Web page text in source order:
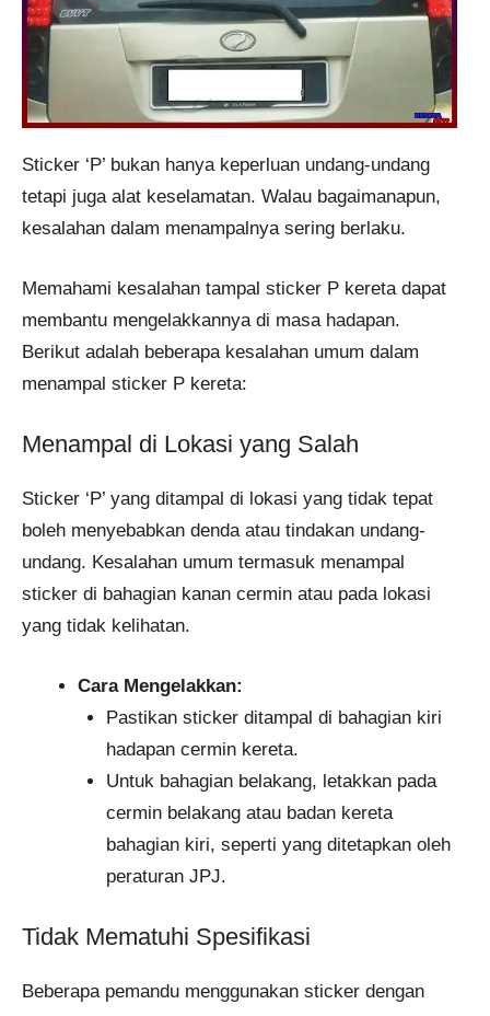
Sticker ‘P’ bukan hanya keperluan undang-undang
tetapi juga alat keselamatan. Walau bagaimanapun,
kesalahan dalam menampalnya sering berlaku.
Memahami kesalahan tampal sticker P kereta dapat
membantu mengelakkannya di masa hadapan.
Berikut adalah beberapa kesalahan umum dalam
menampal sticker P kereta:
Menampal di Lokasi yang Salah
Sticker ‘P’ yang ditampal di lokasi yang tidak tepat
boleh menyebabkan denda atau tindakan undang-
undang. Kesalahan umum termasuk menampal
sticker di bahagian kanan cermin atau pada lokasi
yang tidak kelihatan.
Cara Mengelakkan:
Pastikan sticker ditampal di bahagian kiri
hadapan cermin kereta.
Untuk bahagian belakang, letakkan pada
cermin belakang atau badan kereta
bahagian kiri, seperti yang ditetapkan oleh
peraturan JPJ.
Tidak Mematuhi Spesifikasi
Beberapa pemandu menggunakan sticker dengan